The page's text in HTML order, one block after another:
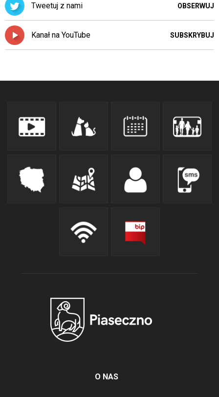
Tweetuj z nami OBSERWUJ
Kanał na YouTube SUBSKRYBUJ
O NAS